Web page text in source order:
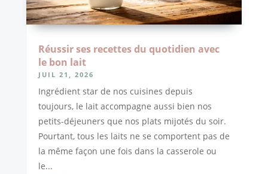
Réussir ses recettes du quotidien avec
le bon lait
JUIL 21, 2026
Ingrédient star de nos cuisines depuis
toujours, le lait accompagne aussi bien nos
petits-déjeuners que nos plats mijotés du soir.
Pourtant, tous les laits ne se comportent pas de
la même façon une fois dans la casserole ou
le...